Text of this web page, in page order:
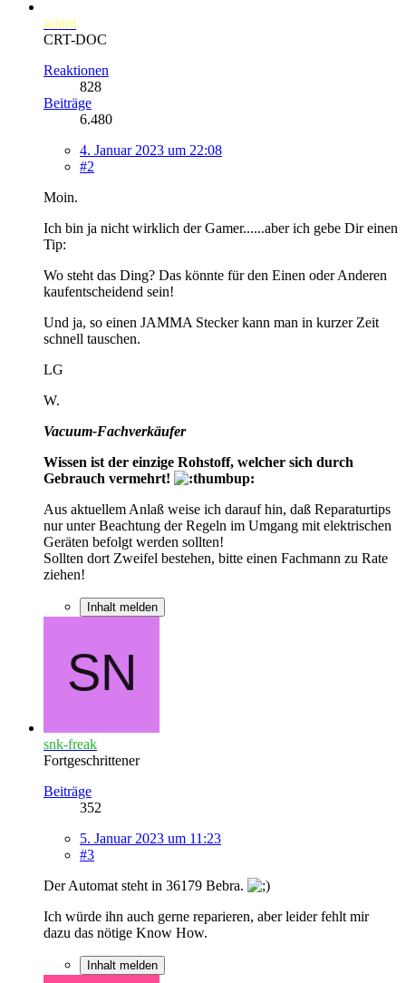
winni
CRT-DOC
Reaktionen
828
Beiträge
6.480
4. Januar 2023 um 22:08
#2
Moin.
Ich bin ja nicht wirklich der Gamer......aber ich gebe Dir einen
Tip:
Wo steht das Ding? Das könnte für den Einen oder Anderen
kaufentscheidend sein!
Und ja, so einen JAMMA Stecker kann man in kurzer Zeit
schnell tauschen.
LG
W.
Vacuum-Fachverkäufer
Wissen ist der einzige Rohstoff, welcher sich durch
Gebrauch vermehrt!
Aus aktuellem Anlaß weise ich darauf hin, daß Reparaturtips
nur unter Beachtung der Regeln im Umgang mit elektrischen
Geräten befolgt werden sollten!
Sollten dort Zweifel bestehen, bitte einen Fachmann zu Rate
ziehen!
Inhalt melden
snk-freak
Fortgeschrittener
Beiträge
352
5. Januar 2023 um 11:23
#3
Der Automat steht in 36179 Bebra.
Ich würde ihn auch gerne reparieren, aber leider fehlt mir
dazu das nötige Know How.
Inhalt melden